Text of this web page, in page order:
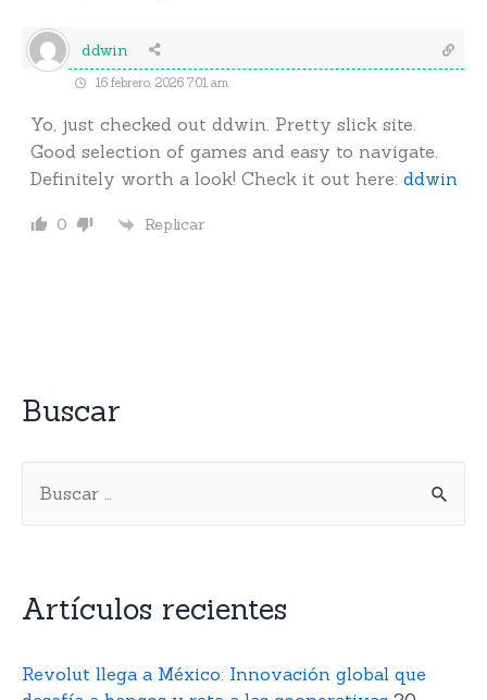
ddwin
16 febrero, 2026 7:01 am
Yo, just checked out ddwin. Pretty slick site.
Good selection of games and easy to navigate.
Definitely worth a look! Check it out here: ddwin
0 Replicar
Buscar
Artículos recientes
Revolut llega a México: Innovación global que